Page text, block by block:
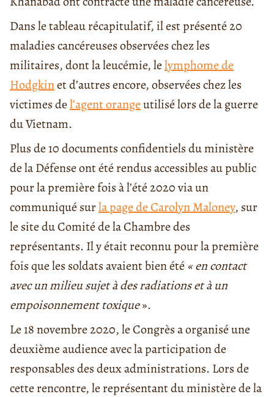
Dans le tableau récapitulatif, il est présenté 20
maladies cancéreuses observées chez les
militaires, dont la leucémie, lelymphome de
Hodgkinet d’autres encore, observées chez les
victimes dеl’agent orangeutilisé lors de la guerre
du Vietnam.
Plus de 10 documents confidentiels du ministère
de la Défense ont été rendus accessibles au public
pour la première fois à l’été 2020 via un
communiqué surla page de Carolyn Maloney, sur
le site du Comité de la Chambre des
représentants. Il y était reconnu pour la première
fois que les soldats avaient bien été « en contact
avec un milieu sujet à des radiations et à un
empoisonnement toxique».
Le 18 novembre 2020, le Congrès a organisé une
deuxième audience avec la participation de
responsables des deux administrations. Lors de
cette rencontre, le représentant du ministère de la